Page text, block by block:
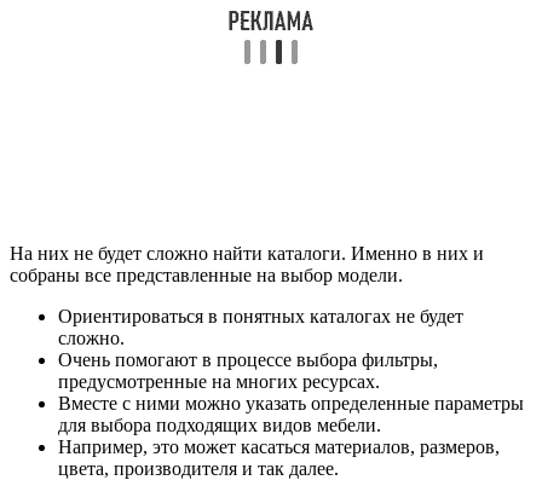
На них не будет сложно найти каталоги. Именно в них и
собраны все представленные на выбор модели.
Ориентироваться в понятных каталогах не будет
сложно.
Очень помогают в процессе выбора фильтры,
предусмотренные на многих ресурсах.
Вместе с ними можно указать определенные параметры
для выбора подходящих видов мебели.
Например, это может касаться материалов, размеров,
цвета, производителя и так далее.